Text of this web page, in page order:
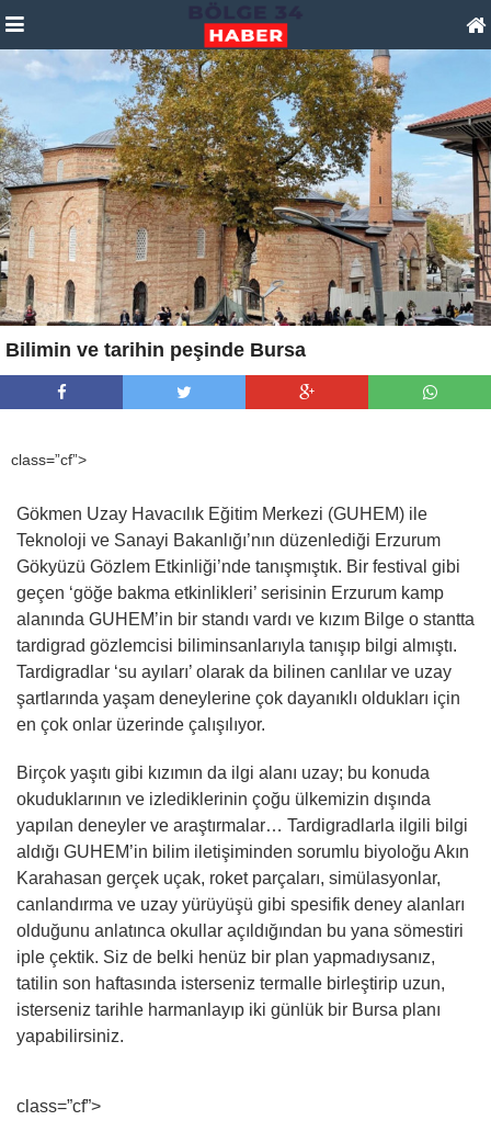
Bilimin ve tarihin peşinde Bursa
class=”cf”>
Gökmen Uzay Havacılık Eğitim Merkezi (GUHEM) ile
Teknoloji ve Sanayi Bakanlığı’nın düzenlediği Erzurum
Gökyüzü Gözlem Etkinliği’nde tanışmıştık. Bir festival gibi
geçen ‘göğe bakma etkinlikleri’ serisinin Erzurum kamp
alanında GUHEM’in bir standı vardı ve kızım Bilge o stantta
tardigrad gözlemcisi biliminsanlarıyla tanışıp bilgi almıştı.
Tardigradlar ‘su ayıları’ olarak da bilinen canlılar ve uzay
şartlarında yaşam deneylerine çok dayanıklı oldukları için
en çok onlar üzerinde çalışılıyor.
Birçok yaşıtı gibi kızımın da ilgi alanı uzay; bu konuda
okuduklarının ve izlediklerinin çoğu ülkemizin dışında
yapılan deneyler ve araştırmalar… Tardigradlarla ilgili bilgi
aldığı GUHEM’in bilim iletişiminden sorumlu biyoloğu Akın
Karahasan gerçek uçak, roket parçaları, simülasyonlar,
canlandırma ve uzay yürüyüşü gibi spesifik deney alanları
olduğunu anlatınca okullar açıldığından bu yana sömestiri
iple çektik. Siz de belki henüz bir plan yapmadıysanız,
tatilin son haftasında isterseniz termalle birleştirip uzun,
isterseniz tarihle harmanlayıp iki günlük bir Bursa planı
yapabilirsiniz.
class=”cf”>